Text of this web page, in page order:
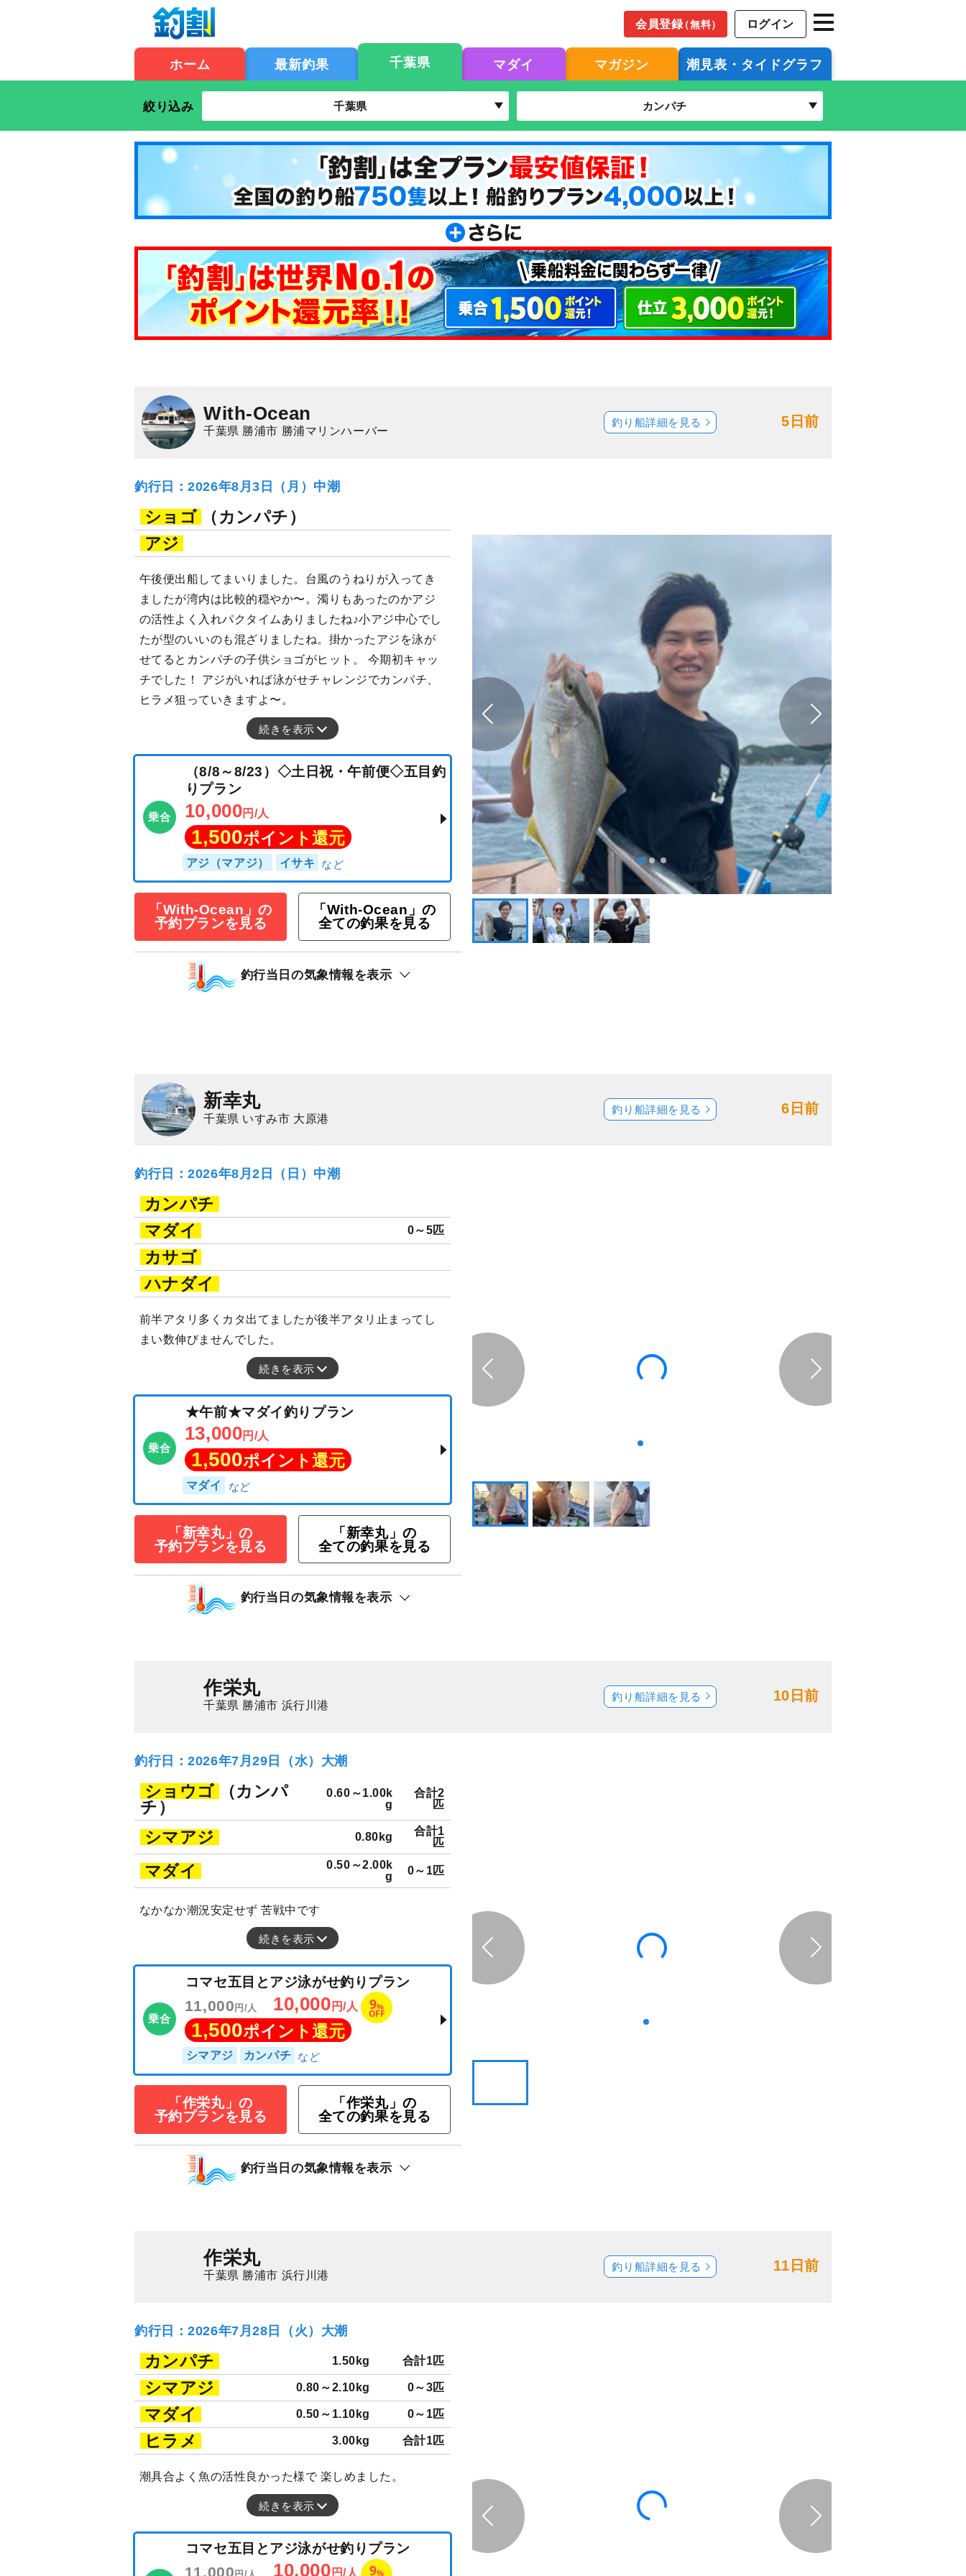
会員登録（無料） ログイン
ホーム 最新釣果 千葉県 マダイ マガジン 潮見表・タイドグラフ
絞り込み 千葉県 カンパチ
With-Ocean
千葉県 勝浦市 勝浦マリンハーバー
5日前
釣り船詳細を見る
釣行日：2026年8月3日（月）中潮
ショゴ
（カンパチ）
アジ
午後便出船してまいりました。台風のうねりが入ってき
ましたが湾内は比較的穏やか〜。濁りもあったのかアジ
の活性よく入れパクタイムありましたね♪小アジ中心でし
たが型のいいのも混ざりましたね。掛かったアジを泳が
せてるとカンパチの子供ショゴがヒット。 今期初キャッ
チでした！ アジがいれば泳がせチャレンジでカンパチ、
ヒラメ狙っていきますよ〜。
続きを表示
（8/8～8/23）◇土日祝・午前便◇五目釣
りプラン
10,000円/人
1,500ポイント還元
アジ（マアジ） イサキ
「With-Ocean」の
予約プランを見る
「With-Ocean」の
全ての釣果を見る
釣行当日の気象情報を表示
新幸丸
千葉県 いすみ市 大原港
6日前
釣り船詳細を見る
釣行日：2026年8月2日（日）中潮
カンパチ
マダイ
0～5匹
カサゴ
ハナダイ
前半アタリ多くカタ出てましたが後半アタリ止まってし
まい数伸びませんでした。
続きを表示
乗合
★午前★マダイ釣りプラン
13,000円/人
1,500ポイント還元
マダイ
「新幸丸」の
予約プランを見る
「新幸丸」の
全ての釣果を見る
釣行当日の気象情報を表示
作栄丸
千葉県 勝浦市 浜行川港
10日前
釣り船詳細を見る
釣行日：2026年7月29日（水）大潮
ショウゴ
（カンパ
チ）
0.60～1.00k
g
合計2
匹
シマアジ 0.80kg
合計1
匹
マダイ
0.50～2.00k
g
0～1匹
なかなか潮況安定せず 苦戦中です
続きを表示
コマセ五目とアジ泳がせ釣りプラン
11,000 10,000
「作栄丸」の
予約プランを見る
「作栄丸」の
全ての釣果を見る
釣行当日の気象情報を表示
作栄丸
千葉県 勝浦市 浜行川港
11日前
釣り船詳細を見る
釣行日：2026年7月28日（火）大潮
カンパチ 1.50kg 合計1匹
シマアジ 0.80～2.10kg 0～3匹
マダイ 0.50～1.10kg 0～1匹
ヒラメ 3.00kg 合計1匹
潮具合よく魚の活性良かった様で 楽しめました。
続きを表示